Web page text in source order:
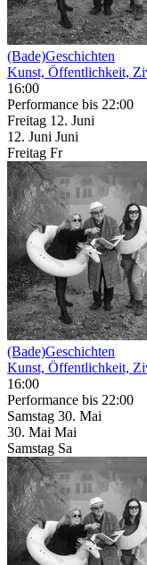
(Bade)Geschichten
Kunst, Öffentlichkeit,
16:00
Performance bis 22:00
Freitag 12. Juni
12. Juni Juni
Freitag Fr
(Bade)Geschichten
Kunst, Öffentlichkeit,
16:00
Performance bis 22:00
Samstag 30. Mai
30. Mai Mai
Samstag Sa